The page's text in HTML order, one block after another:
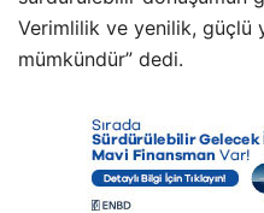
Verimlilik ve yenilik, güçlü
mümkündür” dedi.